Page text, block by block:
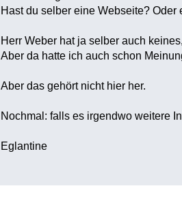
Hast du selber eine Webseite? Oder
Herr Weber hat ja selber auch
Aber da hatte ich auch schon
Aber das gehört nicht hier her.
Nochmal: falls es irgendwo weitere
Eglantine